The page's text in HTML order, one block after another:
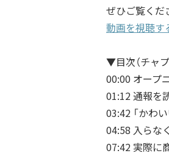
ぜひご覧くだ
動画を視聴す
▼目次（チャプ
00:00 オープ
01:12 通報を
03:42 「かわ
04:58 入らな
07:42 実際に